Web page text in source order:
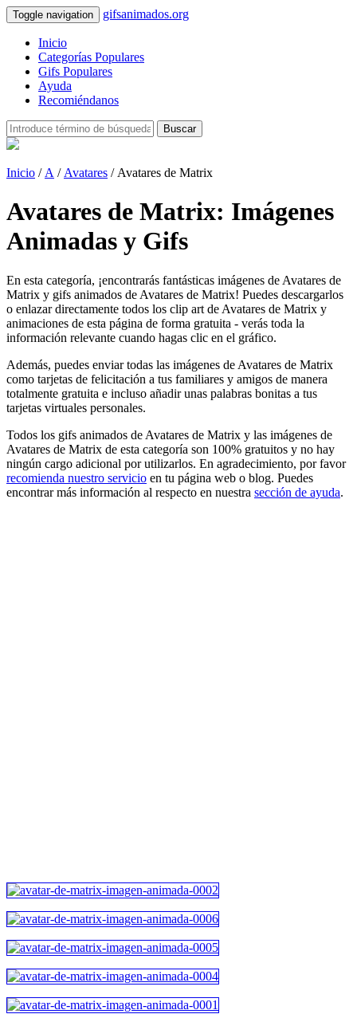
Toggle navigation gifsanimados.org
Inicio
Categorías Populares
Gifs Populares
Ayuda
Recomiéndanos
Buscar
Inicio / A / Avatares / Avatares de Matrix
Avatares de Matrix: Imágenes
Animadas y Gifs
En esta categoría, ¡encontrarás fantásticas imágenes de Avatares de
Matrix y gifs animados de Avatares de Matrix! Puedes descargarlos
o enlazar directamente todos los clip art de Avatares de Matrix y
animaciones de esta página de forma gratuita - verás toda la
información relevante cuando hagas clic en el gráfico.
Además, puedes enviar todas las imágenes de Avatares de Matrix
como tarjetas de felicitación a tus familiares y amigos de manera
totalmente gratuita e incluso añadir unas palabras bonitas a tus
tarjetas virtuales personales.
Todos los gifs animados de Avatares de Matrix y las imágenes de
Avatares de Matrix de esta categoría son 100% gratuitos y no hay
ningún cargo adicional por utilizarlos. En agradecimiento, por favor
recomienda nuestro servicio en tu página web o blog. Puedes
encontrar más información al respecto en nuestra sección de ayuda.